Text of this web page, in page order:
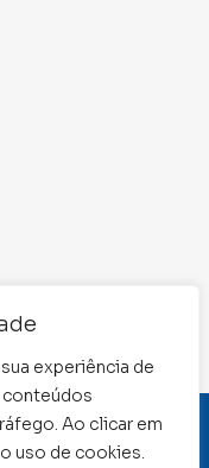
experiência de
conteúdos
Ao clicar em
uso de cookies.
11
de Goiás 2022 –